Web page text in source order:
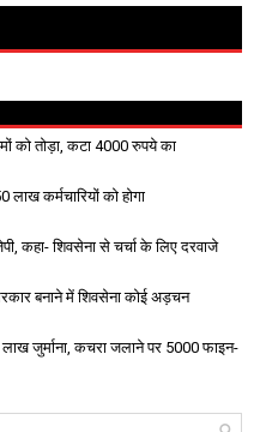
को तोड़ा, कटा 4000 रुपये का
लाख कर्मचारियों को होगा
कहा- शिवसेना से चर्चा के लिए दरवाजे
बनाने में शिवसेना कोई अड़चन
जुर्माना, कचरा जलाने पर ₹5000 फाइन-